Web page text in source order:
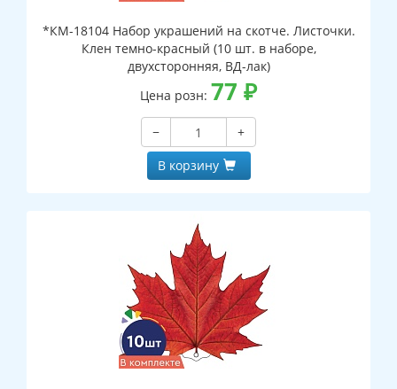
*КМ-18104 Набор украшений на скотче. Листочки.
Клен темно-красный (10 шт. в наборе,
двухсторонняя, ВД-лак)
Цена розн: 77 ₽
−
+
В корзину